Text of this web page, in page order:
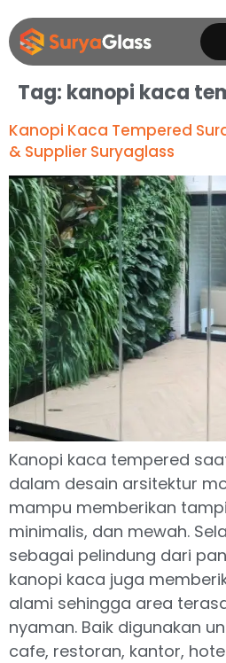
Tag: kanopi kaca
Kanopi Kaca Tempered
& Supplier Suryaglass
Kanopi kaca tempered
dalam desain arsitektur
mampu memberikan
minimalis, dan mewah.
sebagai pelindung dari
kanopi kaca juga
alami sehingga area
nyaman. Baik digunakan
cafe, restoran, kantor,